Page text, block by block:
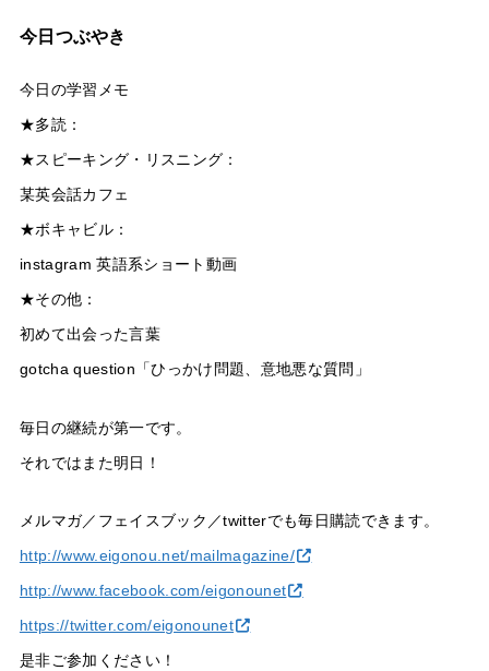
今日つぶやき
今日の学習メモ
★多読：
★スピーキング・リスニング：
某英会話カフェ
★ボキャビル：
instagram 英語系ショート動画
★その他：
初めて出会った言葉
gotcha question「ひっかけ問題、意地悪な質問」
毎日の継続が第一です。
それではまた明日！
メルマガ／フェイスブック／twitterでも毎日購読できます。
http://www.eigonou.net/mailmagazine/
http://www.facebook.com/eigonounet
https://twitter.com/eigonounet
是非ご参加ください！